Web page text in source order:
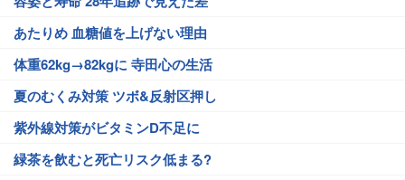
あたりめ 血糖値を上げない理由
体重62kg→82kgに 寺田心の生活
夏のむくみ対策 ツボ&反射区押し
紫外線対策がビタミンD不足に
緑茶を飲むと死亡リスク低まる?